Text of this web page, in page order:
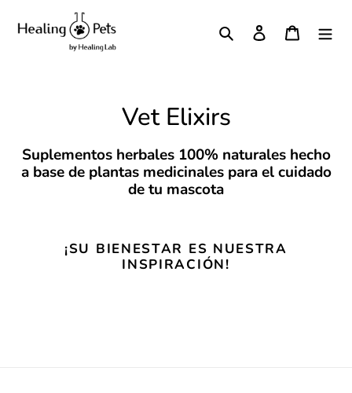
directamente
Buscar IngresarCarrito
C
o
l
e
c
Vet Elixirs
Suplementos herbales 100% naturales hecho
a base de plantas medicinales para el cuidado
de tu mascota
¡SU BIENESTAR ES NUESTRA
INSPIRACIÓN!